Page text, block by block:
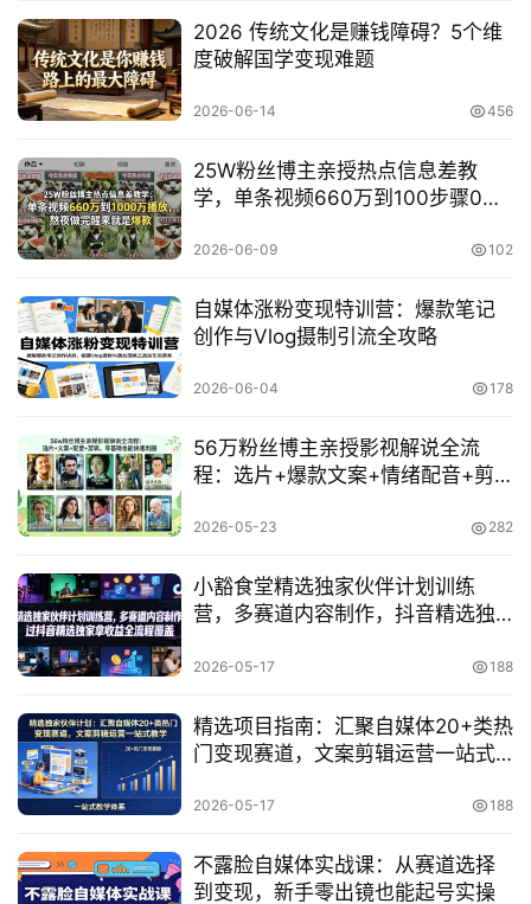
目
中
网
冒
网
创
业
网
2026 传统文化是赚钱障碍？5个维
度破解国学变现难题
2026-06-14 456
25W粉丝博主亲授热点信息差教
学，单条视频660万到100步骤0万
2026-06-09 102
自媒体涨粉变现特训营：爆款笔记
创作与Vlog摄制引流全攻略
2026-06-04 178
56万粉丝博主亲授影视解说全流
程：选片+爆款文案+情绪配音+剪
2026-05-23 282
小豁食堂精选独家伙伴计划训练
营，多赛道内容制作，抖音精选独
2026-05-17 188
精选项目指南：汇聚自媒体20+类热
门变现赛道，文案剪辑运营一站式
2026-05-17 188
不露脸自媒体实战课：从赛道选择
到变现，新手零出镜也能起号实操